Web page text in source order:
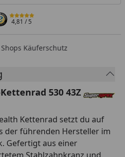
4,81/ 5
Käuferschutz
530 43Z
Kettenrad setzt du auf
der führenden Hersteller im
Gefertigt aus einer
Stahlzahnkranz und